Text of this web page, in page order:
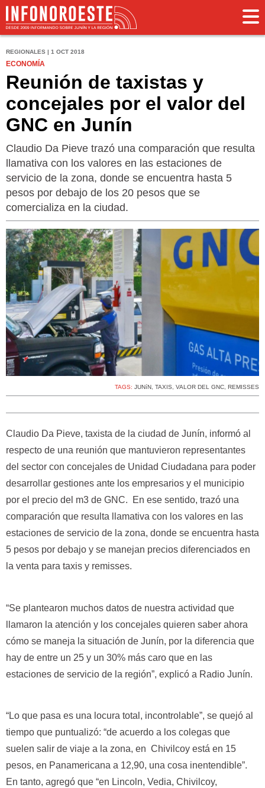
REGIONALES | 1 OCT 2018
ECONOMÍA
Reunión de taxistas y
concejales por el valor del
GNC en Junín
Claudio Da Pieve trazó una comparación que resulta
llamativa con los valores en las estaciones de
servicio de la zona, donde se encuentra hasta 5
pesos por debajo de los 20 pesos que se
comercializa en la ciudad.
TAGS: JUNíN, TAXIS, VALOR DEL GNC, REMISSES
Claudio Da Pieve, taxista de la ciudad de Junín, informó al
respecto de una reunión que mantuvieron representantes
del sector con concejales de Unidad Ciudadana para poder
desarrollar gestiones ante los empresarios y el municipio
por el precio del m3 de GNC. En ese sentido, trazó una
comparación que resulta llamativa con los valores en las
estaciones de servicio de la zona, donde se encuentra hasta
5 pesos por debajo y se manejan precios diferenciados en
la venta para taxis y remisses.
“Se plantearon muchos datos de nuestra actividad que
llamaron la atención y los concejales quieren saber ahora
cómo se maneja la situación de Junín, por la diferencia que
hay de entre un 25 y un 30% más caro que en las
estaciones de servicio de la región”, explicó a Radio Junín.
“Lo que pasa es una locura total, incontrolable”, se quejó al
tiempo que puntualizó: “de acuerdo a los colegas que
suelen salir de viaje a la zona, en Chivilcoy está en 15
pesos, en Panamericana a 12,90, una cosa inentendible”.
En tanto, agregó que “en Lincoln, Vedia, Chivilcoy,